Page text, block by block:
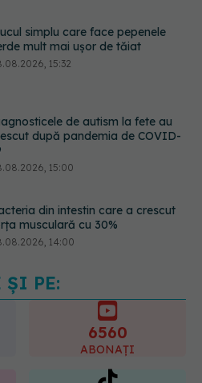
de autism la fete au
după pandemia de COVID-
din intestin care a crescut
musculară cu 30%
14:00
genial cu ceai negru pentru
Tot mai multe femei îl adoră
17:00
ȘI PE:
1401
URMĂRITORI